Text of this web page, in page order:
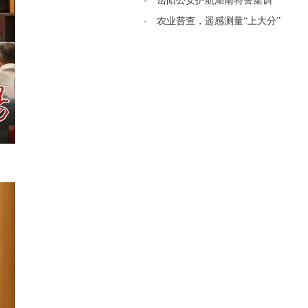
农业普查，遥感测量“上大分”